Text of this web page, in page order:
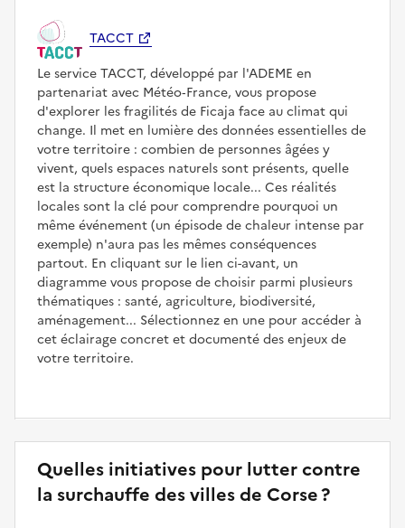
TACCT
Le service TACCT, développé par l'ADEME en
partenariat avec Météo‑France, vous propose
d'explorer les fragilités de Ficaja face au climat qui
change. Il met en lumière des données essentielles de
votre territoire : combien de personnes âgées y
vivent, quels espaces naturels sont présents, quelle
est la structure économique locale... Ces réalités
locales sont la clé pour comprendre pourquoi un
même événement (un épisode de chaleur intense par
exemple) n'aura pas les mêmes conséquences
partout. En cliquant sur le lien ci-avant, un
diagramme vous propose de choisir parmi plusieurs
thématiques : santé, agriculture, biodiversité,
aménagement... Sélectionnez en une pour accéder à
cet éclairage concret et documenté des enjeux de
votre territoire.
Quelles initiatives pour lutter contre
la surchauffe des villes de Corse ?